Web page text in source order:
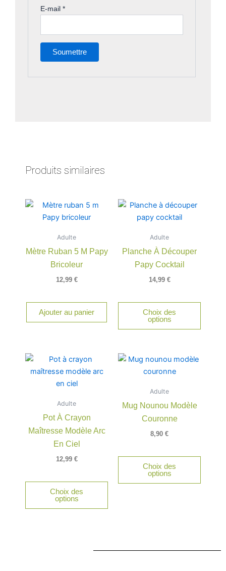
E-mail*
Produits similaires
Adulte
Mètre Ruban 5 M Papy
Bricoleur
12,99 €
Ajouter au panier
Adulte
Planche À Découper
Papy Cocktail
14,99 €
Choix des
options
Adulte
Pot À Crayon
Maîtresse Modèle Arc
En Ciel
12,99 €
Choix des
options
Adulte
Mug Nounou Modèle
Couronne
8,90 €
Choix des
options